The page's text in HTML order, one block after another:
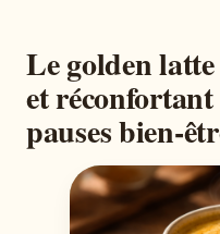
Le golden
et
pauses bien-